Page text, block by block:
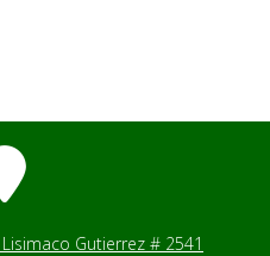
Gutierrez # 2541